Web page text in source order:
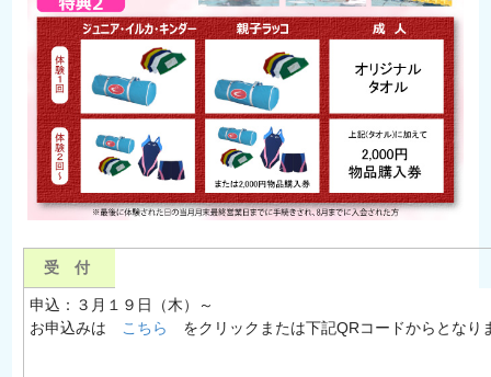
受 付
申込：３月１９日（木）～
お申込みは
こちら をクリックまたは下記QRコードからとなり